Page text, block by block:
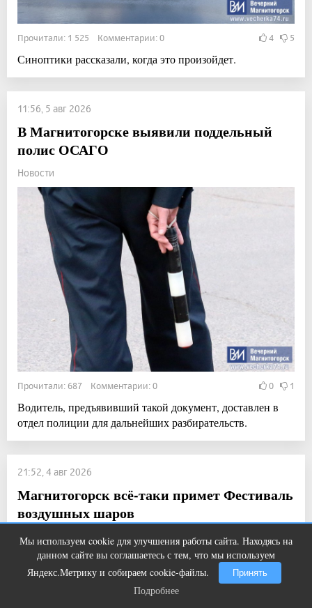
Прочитали: 1 525 Комментарии: 0 4 5
Синоптики рассказали, когда это произойдет.
11:56, 5 авг 2026
В Магнитогорске выявили поддельный
полис ОСАГО
Новости
Прочитали: 687 Комментарии: 0 0 1
Водитель, предъявивший такой документ, доставлен в
отдел полиции для дальнейших разбирательств.
21:52, 4 авг 2026
Магнитогорск всё-таки примет Фестиваль
воздушных шаров
Новости
Мы используем cookie для улучшения работы сайта. Находясь на
данном сайте вы соглашаетесь с тем, что мы используем
Яндекс.Метрику и собираем cookie-файлы.
Принять
Подробнее
Ржу не переставая, это видео
пересмотришь не раз
Подробнее